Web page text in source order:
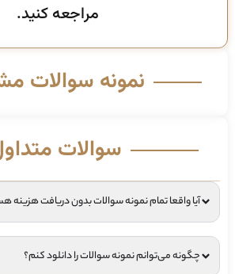
مراجعه کنید.
نمونه سوالات
سوالات
آیا واقعا تمام نمونه سوالات بدون دریافت هزینه
چگونه می‌توانم نمونه سوالات را دانلود کنم؟